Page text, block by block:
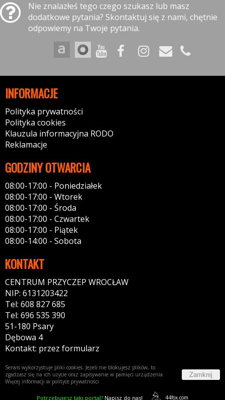
Nie znalazłeś tego czego szukasz lub masz
dodatkowe pytania? Skontaktuj się z nami, chętnie
odpowiemy na Twoje pytania.
INFORMACJE
Polityka prywatności
Polityka cookies
Klauzula informacyjna RODO
Reklamacje
GODZINY OTWARCIA
08:00-17:00 - Poniedziałek
08:00-17:00 - Wtorek
08:00-17:00 - Środa
08:00-17:00 - Czwartek
08:00-17:00 - Piątek
08:00-14:00 - Sobota
KONTAKT
CENTRUM PRZYCZEP WROCŁAW
NIP: 6131203422
Tel: 608 827 685
Tel: 696 535 390
51-180 Psary
Dębowa 4
Kontakt: przez formularz
Serwis wykorzystuje pliki cookies. Jeżeli nie blokujesz plików, to
zgadzasz się na ich użycie oraz zapisywanie w pamięci urządzenia.
Więcej informacji w polityce prywatności
Zamknij
Potrzebujesz taki portal? Napisz do nas! 44fox.com